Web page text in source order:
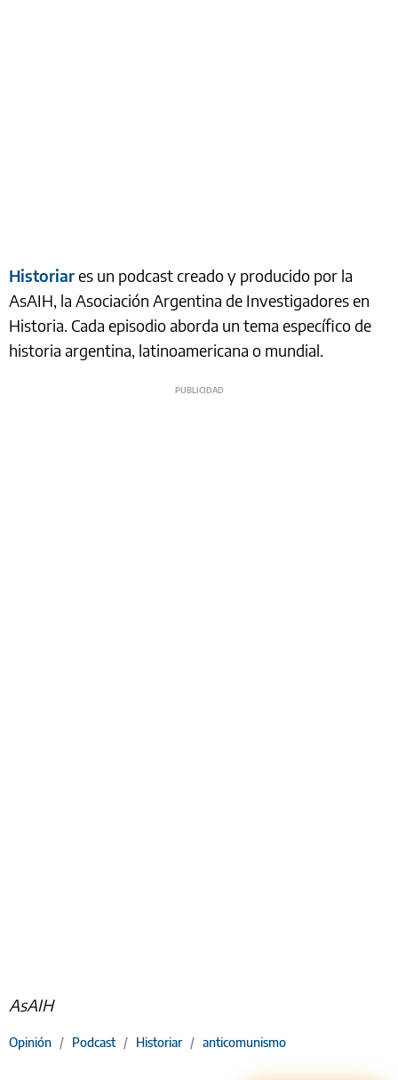
Historiares un podcast creado y producido por la
AsAIH, la Asociación Argentina de Investigadores en
Historia. Cada episodio aborda un tema específico de
historia argentina, latinoamericana o mundial.
AsAIH
Opinión / Podcast / Historiar / anticomunismo